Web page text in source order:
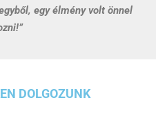
egy élmény volt önnel
DOLGOZUNK